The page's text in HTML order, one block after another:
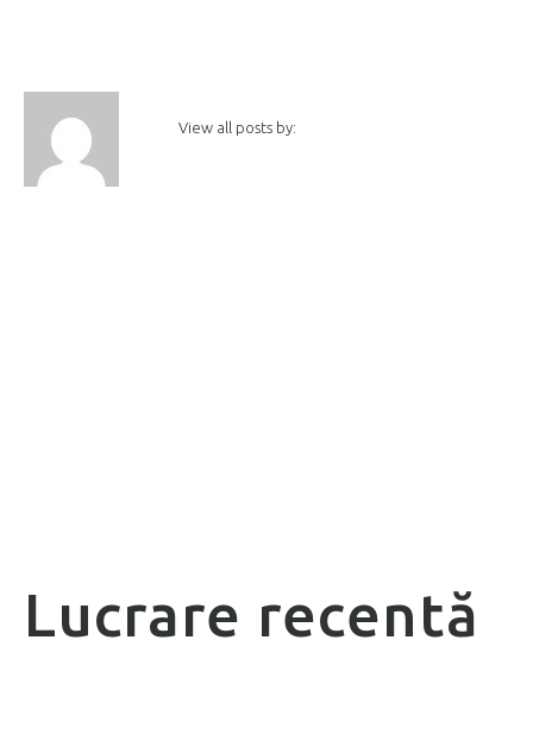
View all posts by:
Lucrare recentă